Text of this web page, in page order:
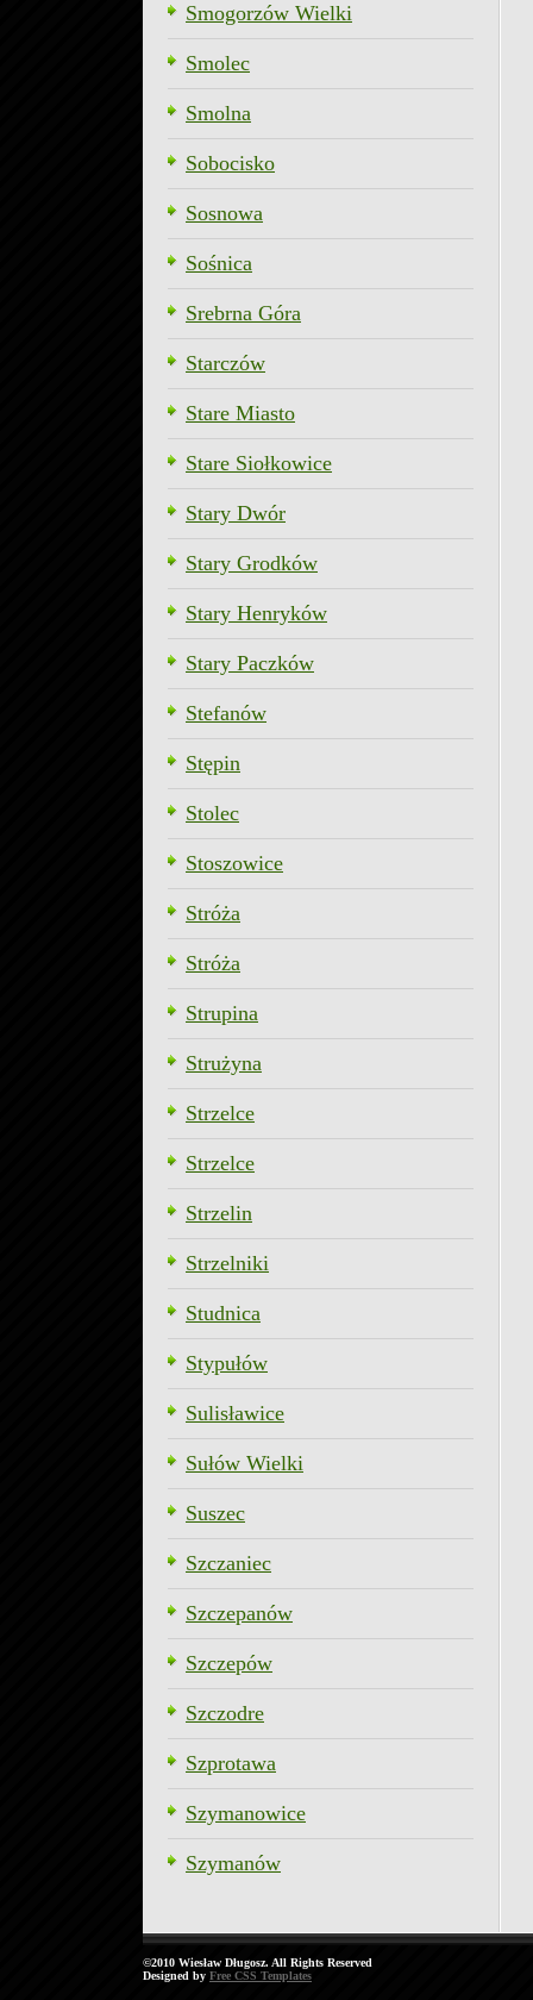
Smogorzów Wielki
Smolec
Smolna
Sobocisko
Sosnowa
Sośnica
Srebrna Góra
Starczów
Stare Miasto
Stare Siołkowice
Stary Dwór
Stary Grodków
Stary Henryków
Stary Paczków
Stefanów
Stępin
Stolec
Stoszowice
Stróża
Stróża
Strupina
Strużyna
Strzelce
Strzelce
Strzelin
Strzelniki
Studnica
Stypułów
Sulisławice
Sułów Wielki
Suszec
Szczaniec
Szczepanów
Szczepów
Szczodre
Szprotawa
Szymanowice
Szymanów
©2010 Wiesław Długosz. All Rights Reserved
Designed by Free CSS Templates